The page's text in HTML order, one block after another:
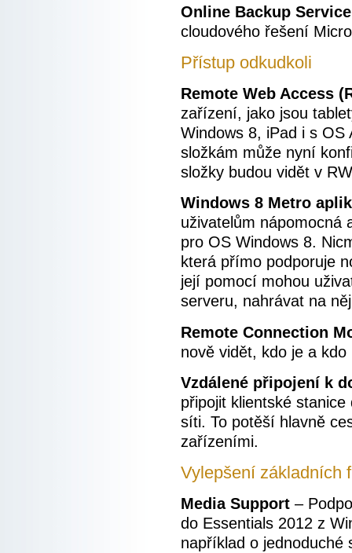
Online Backup Service
cloudového řešení
Přístup odkudkoli
Remote Web Access
zařízení, jako jsou
Windows 8, iPad i s
složkám může nyní
složky budou vidět v
Windows 8 Metro
uživatelům nápomocná
pro OS Windows 8.
která přímo podporuje
její pomocí mohou
serveru, nahrávat na
Remote Connection
nově vidět, kdo je a
Vzdálené připojení k
připojit klientské
síti. To potěší hlavně
zařízeními.
Vylepšení základních
Media Support –
do Essentials 2012 z
například o